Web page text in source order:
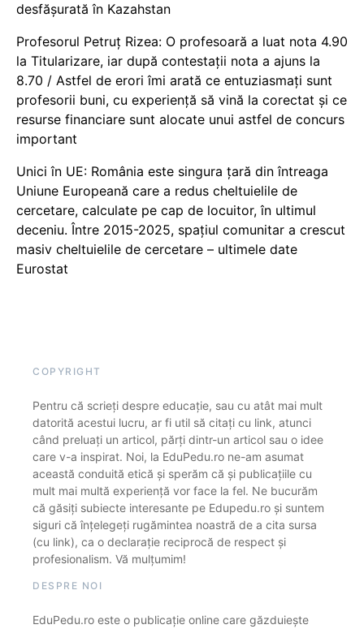
desfășurată în Kazahstan
Profesorul Petruț Rizea: O profesoară a luat nota 4.90
la Titularizare, iar după contestații nota a ajuns la
8.70 / Astfel de erori îmi arată ce entuziasmați sunt
profesorii buni, cu experiență să vină la corectat și ce
resurse financiare sunt alocate unui astfel de concurs
important
Unici în UE: România este singura țară din întreaga
Uniune Europeană care a redus cheltuielile de
cercetare, calculate pe cap de locuitor, în ultimul
deceniu. Între 2015-2025, spațiul comunitar a crescut
masiv cheltuielile de cercetare – ultimele date
Eurostat
COPYRIGHT
Pentru că scrieți despre educație, sau cu atât mai mult
datorită acestui lucru, ar fi util să citați cu link, atunci
când preluați un articol, părți dintr-un articol sau o idee
care v-a inspirat. Noi, la EduPedu.ro ne-am asumat
această conduită etică și sperăm că și publicațiile cu
mult mai multă experiență vor face la fel. Ne bucurăm
că găsiți subiecte interesante pe Edupedu.ro și suntem
siguri că înțelegeți rugămintea noastră de a cita sursa
(cu link), ca o declarație reciprocă de respect și
profesionalism. Vă mulțumim!
DESPRE NOI
EduPedu.ro este o publicație online care găzduiește